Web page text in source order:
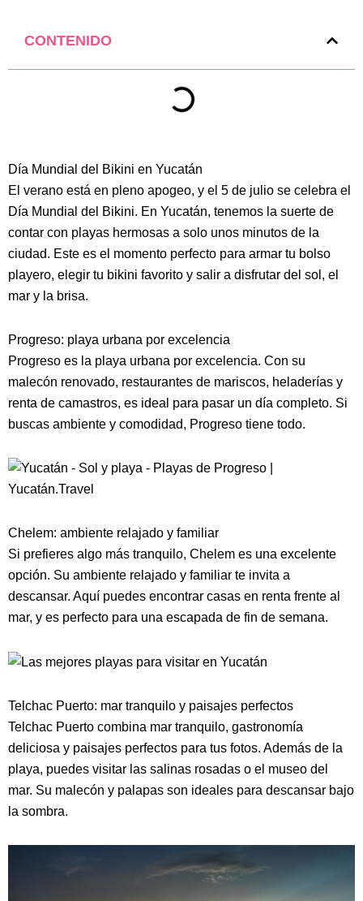
CONTENIDO
Día Mundial del Bikini en Yucatán
El verano está en pleno apogeo, y el 5 de julio se celebra el
Día Mundial del Bikini. En Yucatán, tenemos la suerte de
contar con playas hermosas a solo unos minutos de la
ciudad. Este es el momento perfecto para armar tu bolso
playero, elegir tu bikini favorito y salir a disfrutar del sol, el
mar y la brisa.
Progreso: playa urbana por excelencia
Progreso es la playa urbana por excelencia. Con su
malecón renovado, restaurantes de mariscos, heladerías y
renta de camastros, es ideal para pasar un día completo. Si
buscas ambiente y comodidad, Progreso tiene todo.
Chelem: ambiente relajado y familiar
Si prefieres algo más tranquilo, Chelem es una excelente
opción. Su ambiente relajado y familiar te invita a
descansar. Aquí puedes encontrar casas en renta frente al
mar, y es perfecto para una escapada de fin de semana.
Telchac Puerto: mar tranquilo y paisajes perfectos
Telchac Puerto combina mar tranquilo, gastronomía
deliciosa y paisajes perfectos para tus fotos. Además de la
playa, puedes visitar las salinas rosadas o el museo del
mar. Su malecón y palapas son ideales para descansar bajo
la sombra.